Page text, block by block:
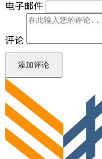
电子邮件
评论
添加评论